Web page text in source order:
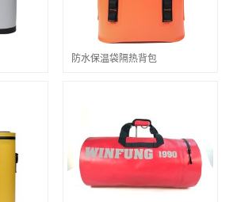
防水保温袋隔热背包